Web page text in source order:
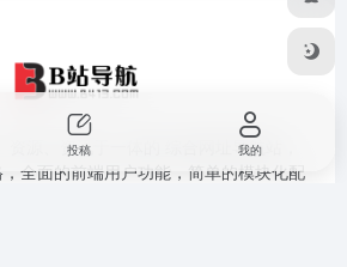
资源、资讯于一体的 综合网址导航站，
全面的前端用户功能，简单的模块化配
投稿 我的